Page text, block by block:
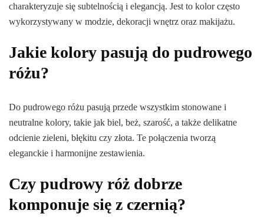
charakteryzuje się subtelnością i elegancją. Jest to kolor często
wykorzystywany w modzie, dekoracji wnętrz oraz makijażu.
Jakie kolory pasują do pudrowego
różu?
Do pudrowego różu pasują przede wszystkim stonowane i
neutralne kolory, takie jak biel, beż, szarość, a także delikatne
odcienie zieleni, błękitu czy złota. Te połączenia tworzą
eleganckie i harmonijne zestawienia.
Czy pudrowy róż dobrze
komponuje się z czernią?